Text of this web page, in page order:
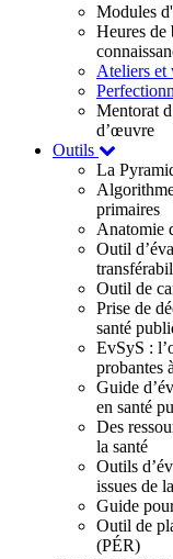
Modules
Heures de
Ateliers et
Mentorat
d’œuvre
Outils
La
primaires
Anatomie
Outil
Outil de
Prise de
santé
EvSyS :
probantes
Guide
en santé
Des
la santé
Outils
issues de
Guide
Outil de
(PÉR)